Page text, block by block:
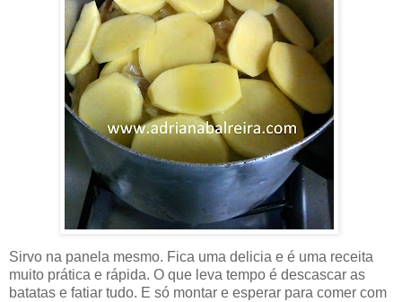
Sirvo na panela mesmo. Fica uma delicia e é uma receita
muito prática e rápida. O que leva tempo é descascar as
batatas e fatiar tudo. E só montar e esperar para comer com